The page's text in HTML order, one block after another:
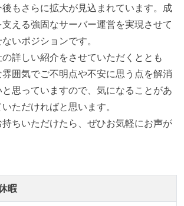
裁量
、IDE といった個人の環境は、各自の責
のを使うことができる
る場に、実装を担当する開発メンバーが
もりは、実装を担当するメンバーが中心
発言語やフレームワークなど主要な構
もさらに拡大が見込まれています。成
える強固なサーバー運営を実現させて
いポジションです。
詳しい紹介をさせていただくととも
囲気でご不明点や不安に思う点を解消
思っていますので、気になることがあ
ただければと思います。
ちいただけたら、ぜひお気軽にお声が
暇